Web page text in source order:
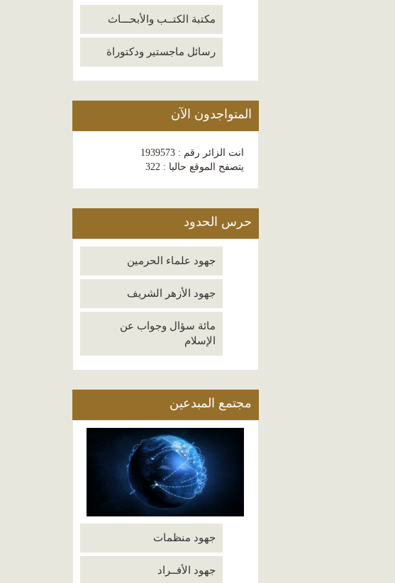
مكتبة الكتــب والأبحـــاث
رسائل ماجستير ودكتوراة
المتواجدون الآن
انت الزائر رقم : 1939573
يتصفح الموقع حاليا : 322
حرس الحدود
جهود علماء الحرمين
جهود الأزهر الشريف
مائة سؤال وجواب عن
الإسلام
مجتمع المبدعين
جهود منظمات
جهود الأفــراد